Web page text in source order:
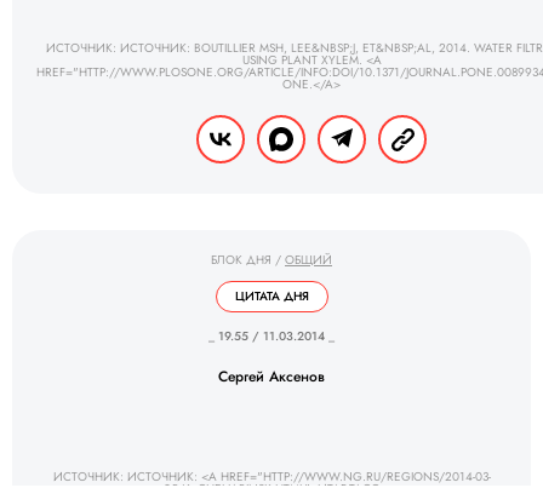
ИСТОЧНИК: ИСТОЧНИК: BOUTILLIER MSH, LEE&NBSP;J, ET&NBSP;AL, 2014. WATER
USING PLANT XYLEM. <A
HREF="HTTP://WWW.PLOSONE.ORG/ARTICLE/INFO:DOI/10.1371/
ONE.</A>
БЛОК ДНЯ / ОБЩИЙ
ЦИТАТА ДНЯ
_ 19.55 / 11.03.2014 _
Сергей Аксенов
ИСТОЧНИК: ИСТОЧНИК: <A HREF="HTTP://WWW.NG.RU/REGIONS/2014-03-